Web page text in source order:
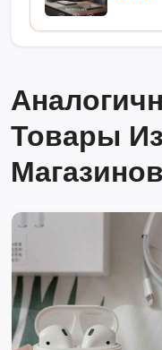
Товары
Магазинов